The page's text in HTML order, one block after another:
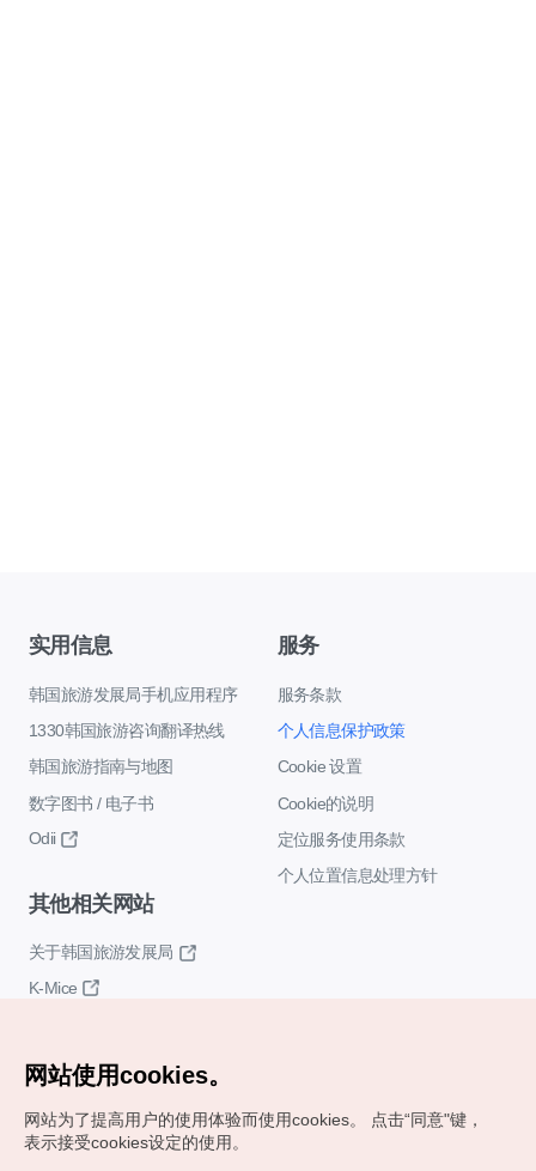
实用信息
韩国旅游发展局手机应用程序
1330韩国旅游咨询翻译热线
韩国旅游指南与地图
数字图书 / 电子书
Odii
服务
服务条款
个人信息保护政策
Cookie 设置
Cookie的说明
定位服务使用条款
个人位置信息处理方针
其他相关网站
关于韩国旅游发展局
K-Mice
网站使用cookies。
网站为了提高用户的使用体验而使用cookies。
点击“同意"键，
表示接受cookies设定的使用。